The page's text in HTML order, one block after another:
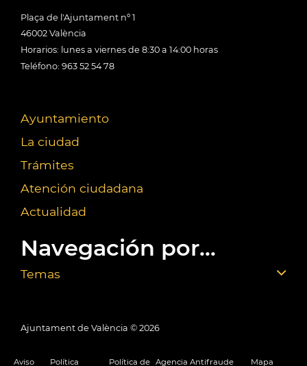
Plaça de l'Ajuntament nº 1
46002 València
Horarios: lunes a viernes de 8:30 a 14:00 horas
Teléfono: 963 52 54 78
Ayuntamiento
La ciudad
Trámites
Atención ciudadana
Actualidad
Navegación por...
Temas
Ajuntament de València © 2026
Aviso Política Política de Agencia Antifraude Mapa